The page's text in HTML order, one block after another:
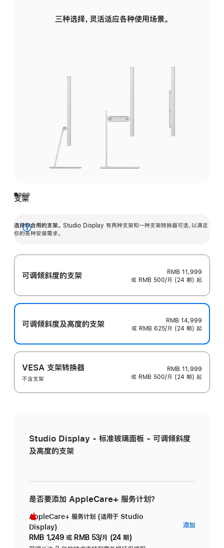
三种选择，灵活适应各种使用场景。
支架
选择你合用的支架。 Studio Display 有两种支架和一种支架转换器可选，以满足
你的各种安装需求。
展
可调倾斜度的支架
RMB 11,999
或 RMB 500/月 (24 期) 起
可调倾斜度及高‍度的支‍架
RMB 14,999
或 RMB 625/月 (24 期) 起
VESA 支架转换器
不含支架
RMB 11,999
或 RMB 500/月 (24 期) 起
Studio Display - 标准玻璃面板 - 可调倾斜度
及高度的支架
是否要添加 AppleCare+ 服务计划？
AppleCare+ 服务计划 (适用于 Studio
Display)
RMB 1,249 或 RMB 53/月 (24 期)
添加